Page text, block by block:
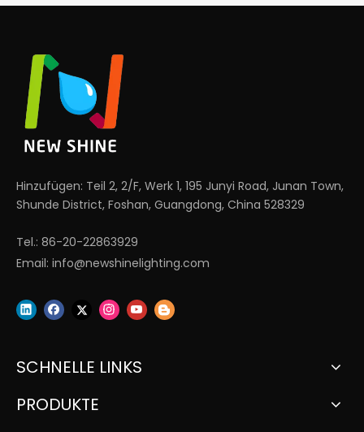
Hinzufügen: Teil 2, 2/F, Werk 1, 195 Junyi Road, Junan Town,
Shunde District, Foshan, Guangdong, China 528329
Tel.: 86-20-22863929
Email: info@newshinelighting.com
SCHNELLE LINKS
PRODUKTE